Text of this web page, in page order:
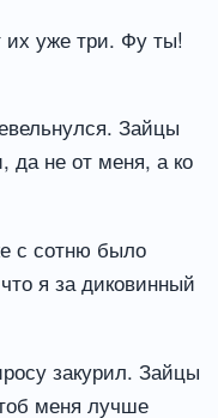
их уже три. Фу ты!
Зайцы
да не от меня, а ко
с сотню было
я за диковинный
закурил. Зайцы
меня лучше